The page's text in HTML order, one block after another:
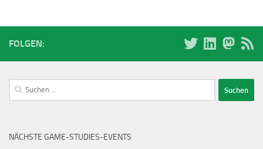
FOLGEN:
Suchen
nach:
NÄCHSTE GAME-STUDIES-EVENTS